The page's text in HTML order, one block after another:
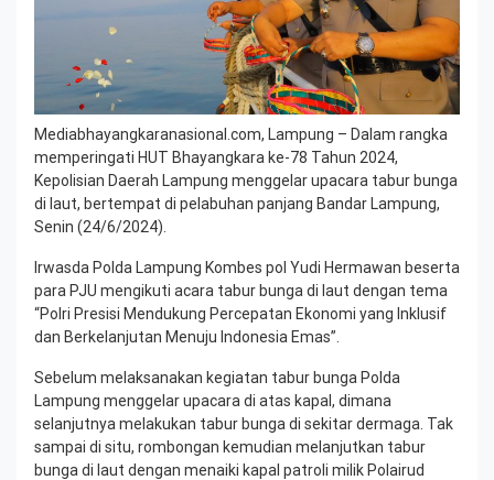
Mediabhayangkaranasional.com, Lampung – Dalam rangka
memperingati HUT Bhayangkara ke-78 Tahun 2024,
Kepolisian Daerah Lampung menggelar upacara tabur bunga
di laut, bertempat di pelabuhan panjang Bandar Lampung,
Senin (24/6/2024).
Irwasda Polda Lampung Kombes pol Yudi Hermawan beserta
para PJU mengikuti acara tabur bunga di laut dengan tema
“Polri Presisi Mendukung Percepatan Ekonomi yang Inklusif
dan Berkelanjutan Menuju Indonesia Emas”.
Sebelum melaksanakan kegiatan tabur bunga Polda
Lampung menggelar upacara di atas kapal, dimana
selanjutnya melakukan tabur bunga di sekitar dermaga. Tak
sampai di situ, rombongan kemudian melanjutkan tabur
bunga di laut dengan menaiki kapal patroli milik Polairud